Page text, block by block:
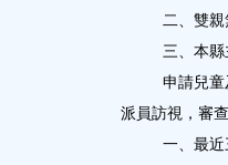
二、雙
三、本
申請兒
派員訪視，審
一、最